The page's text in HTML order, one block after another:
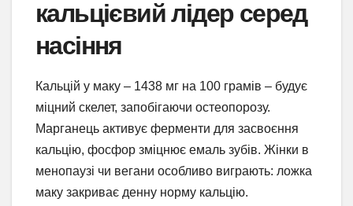
кальцієвий лідер серед
насіння
Кальцій у маку – 1438 мг на 100 грамів – будує
міцний скелет, запобігаючи остеопорозу.
Марганець активує ферменти для засвоєння
кальцію, фосфор зміцнює емаль зубів. Жінки в
менопаузі чи вегани особливо виграють: ложка
маку закриває денну норму кальцію.